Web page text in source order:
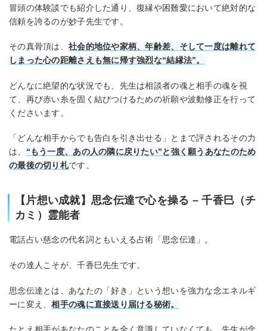
冒頭の体験談でも紹介した通り、復縁や困難愛において絶対的な
信頼を誇るのが妙子先生です。
その真骨頂は、 社会的地位や家柄、年齢差、そして一度は離れて
しまった心の距離さえも無に帰す強烈な“結縁法”。
どんなに絶望的な状況でも、先生は相談者の魂と相手の魂を視
て、再び赤い糸を固く結びつけるための祈願や波動修正を行って
くださいます。
「どんな相手からでも告白を引き出せる」とまで評されるその力
は、 “もう一度、あの人の隣に戻りたい”と強く願うあなたのため
の最後の切り札です。
【片想い成就】思念伝達で心を操る – 千香巳（チ
カミ）霊能者
電話占い慈念の代名詞ともいえる占術「思念伝達」。
その達人こそが、千香巳先生です。
思念伝達とは、あなたの「好き」という想いを強力な念エネルギ
ーに変え、相手の魂に直接送り届ける秘術。